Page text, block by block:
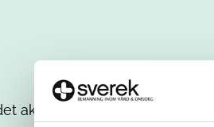
aktuella jobbet tagits bort